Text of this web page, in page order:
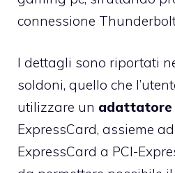
connessione
I dettagli sono riportati
soldoni, quello che
utilizzare un adattatore
ExpressCard, assieme
ExpressCard a PCI-